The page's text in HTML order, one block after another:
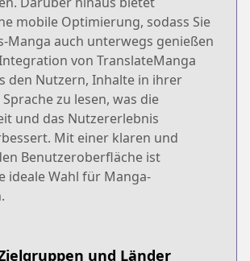
mobile Optimierung, sodass Sie
Manga auch unterwegs genießen
von TranslateManga
den Nutzern, Inhalte in ihrer
zu lesen, was die
und das Nutzererlebnis
Mit einer klaren und
Benutzeroberfläche ist
ideale Wahl für Manga-
und Länder